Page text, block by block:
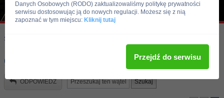
Skocz do:
ginekomastia
ODPOWIEDZ
Danych Osobowych (RODO) zaktualizowaliśmy politykę prywatności
serwisu dostosowując ją do nowych regulacji. Możesz się z nią
zapoznać w tym miejscu: Kliknij tutaj
Przejdź do serwisu